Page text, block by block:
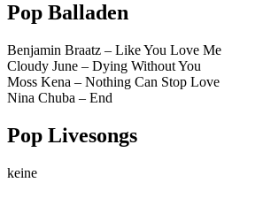
Pop Balladen
Benjamin Braatz – Like You Love Me
Cloudy June – Dying Without You
Moss Kena – Nothing Can Stop Love
Nina Chuba – End
Pop Livesongs
keine